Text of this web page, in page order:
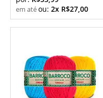
ou: 2x R$27,00